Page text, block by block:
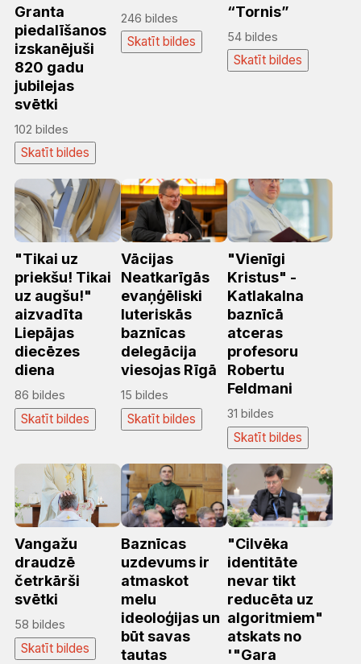
Granta
piedalīšanos
izskanējuši
820 gadu
jubilejas
svētki
102 bildes
Skatīt bildes
246 bildes
Skatīt bildes
“Tornis”
54 bildes
Skatīt bildes
"Tikai uz
priekšu! Tikai
uz augšu!"
aizvadīta
Liepājas
diecēzes
diena
86 bildes
Skatīt bildes
Vācijas
Neatkarīgās
evaņģēliski
luteriskās
baznīcas
delegācija
viesojas Rīgā
15 bildes
Skatīt bildes
"Vienīgi
Kristus" -
Katlakalna
baznīcā
atceras
profesoru
Robertu
Feldmani
31 bildes
Skatīt bildes
Vangažu
draudzē
četrkārši
svētki
58 bildes
Skatīt bildes
Baznīcas
uzdevums ir
atmaskot
melu
ideoloģijas un
būt savas
tautas
"Cilvēka
identitāte
nevar tikt
reducēta uz
algoritmiem"
atskats no
'"Gara